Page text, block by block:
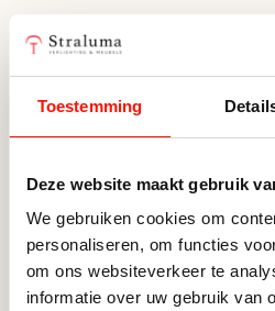
Toestemming
Deze website maakt gebruik
We gebruiken cookies om
personaliseren, om functies
om ons websiteverkeer te
informatie over uw gebruik van
Witte Plafondlampen
Slaapkamerlampen
Tienerkamerlampen
Woonkamerlampen